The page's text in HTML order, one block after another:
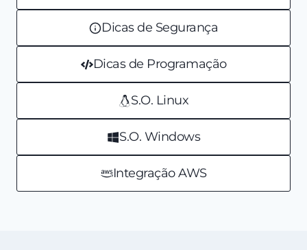
Dicas de Segurança
Dicas de Programação
S.O. Linux
S.O. Windows
Integração AWS